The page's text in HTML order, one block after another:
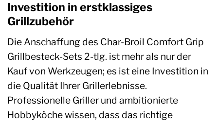
Investition in erstklassiges
Grillzubehör
Die Anschaffung des Char-Broil Comfort Grip
Grillbesteck-Sets 2-tlg. ist mehr als nur der
Kauf von Werkzeugen; es ist eine Investition in
die Qualität Ihrer Grillerlebnisse.
Professionelle Griller und ambitionierte
Hobbyköche wissen, dass das richtige